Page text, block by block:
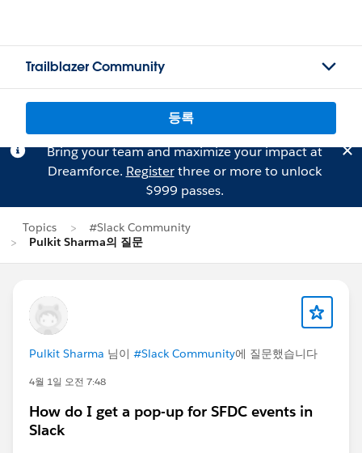
Trailblazer Community
등록
Bring your team and maximize your impact at
Dreamforce. Registerthree or more to unlock
$999 passes.
Topics
#Slack Community
Pulkit Sharma의 질문
Pulkit Sharma 님이 #Slack Community에 질문했습니다
4월 1일 오전 7:48
How do I get a pop-up for SFDC events in
Slack